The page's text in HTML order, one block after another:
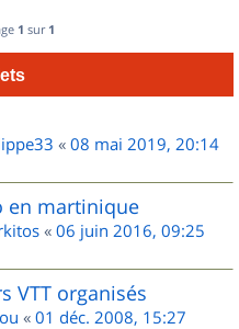
1 sur 1
« 08 mai 2019, 20:14
en martinique
« 06 juin 2016, 09:25
VTT organisés
« 01 déc. 2008, 15:27